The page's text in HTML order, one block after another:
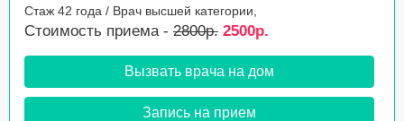
Стаж 42 года / Врач высшей категории,
Стоимость приема - 2800р. 2500р.
Вызвать врача на дом
Запись на прием